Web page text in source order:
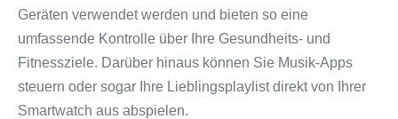
Geräten verwendet werden und bieten so eine
umfassende Kontrolle über Ihre Gesundheits- und
Fitnessziele. Darüber hinaus können Sie Musik-Apps
steuern oder sogar Ihre Lieblingsplaylist direkt von Ihrer
Smartwatch aus abspielen.